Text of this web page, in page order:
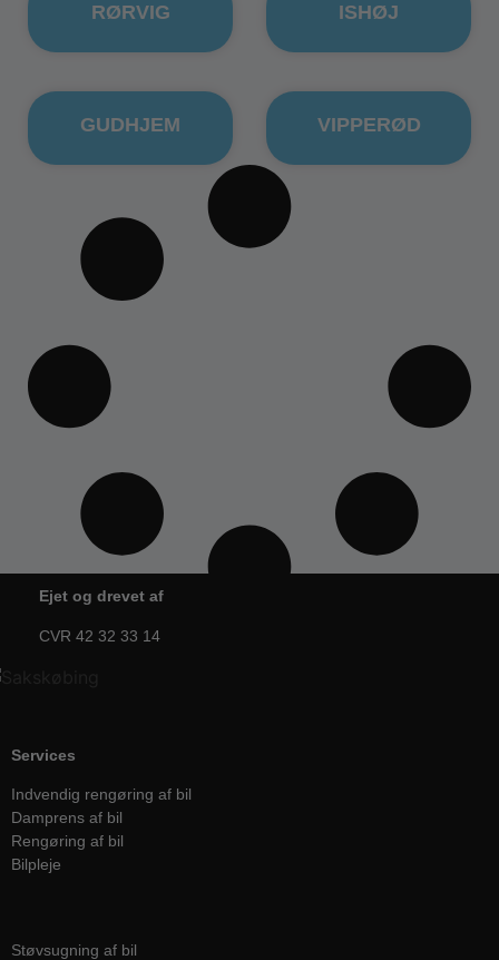
RØRVIG ISHØJ
GUDHJEM VIPPERØD
Ejet og drevet af
CVR 42 32 33 14
Services
Indvendig rengøring af bil
Damprens af bil
Rengøring af bil
Bilpleje
Støvsugning af bil